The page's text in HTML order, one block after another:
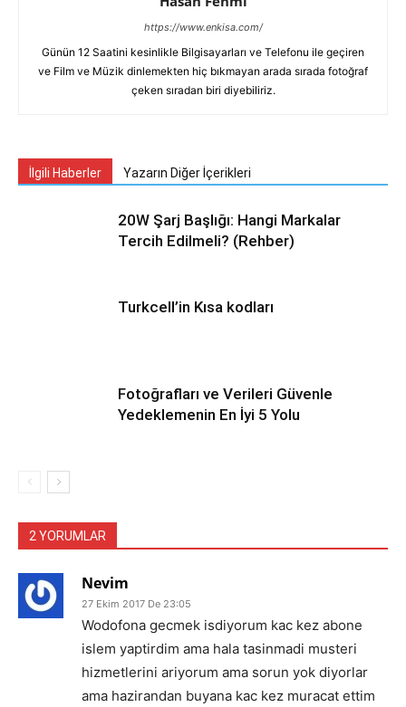
https://www.enkisa.com/
Günün 12 Saatini kesinlikle Bilgisayarları ve Telefonu ile geçiren
ve Film ve Müzik dinlemekten hiç bıkmayan arada sırada fotoğraf
çeken sıradan biri diyebiliriz.
İlgili Haberler Yazarın Diğer İçerikleri
20W Şarj Başlığı: Hangi Markalar
Tercih Edilmeli? (Rehber)
Turkcell’in Kısa kodları
Fotoğrafları ve Verileri Güvenle
Yedeklemenin En İyi 5 Yolu
2 YORUMLAR
Nevim
27 Ekim 2017 De 23:05
Wodofona gecmek isdiyorum kac kez abone
islem yaptirdim ama hala tasinmadi musteri
hizmetlerini ariyorum ama sorun yok diyorlar
ama hazirandan buyana kac kez muracat ettim